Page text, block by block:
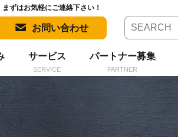
まずはお気軽にご連絡下さい！
お問い合わせ
サービス
SERVICE
パートナー募集
PARTNER